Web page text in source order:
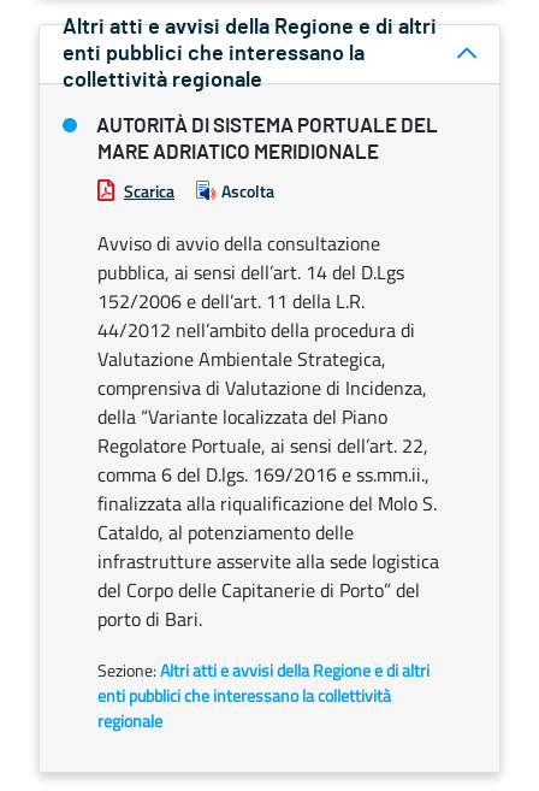
Altri atti e avvisi della Regione e di altri
enti pubblici che interessano la
collettività regionale
AUTORITÀ DI SISTEMA PORTUALE DEL
MARE ADRIATICO MERIDIONALE
Scarica Ascolta
Avviso di avvio della consultazione
pubblica, ai sensi dell’art. 14 del D.Lgs
152/2006 e dell’art. 11 della L.R.
44/2012 nell’ambito della procedura di
Valutazione Ambientale Strategica,
comprensiva di Valutazione di Incidenza,
della “Variante localizzata del Piano
Regolatore Portuale, ai sensi dell’art. 22,
comma 6 del D.lgs. 169/2016 e ss.mm.ii.,
finalizzata alla riqualificazione del Molo S.
Cataldo, al potenziamento delle
infrastrutture asservite alla sede logistica
del Corpo delle Capitanerie di Porto” del
porto di Bari.
Sezione:Altri atti e avvisi della Regione e di altri
enti pubblici che interessano la collettività
regionale